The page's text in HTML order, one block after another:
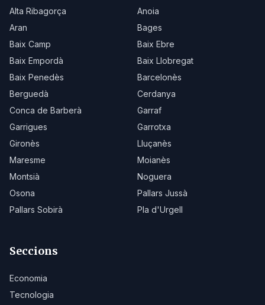
Alta Ribagorça
Anoia
Aran
Bages
Baix Camp
Baix Ebre
Baix Empordà
Baix Llobregat
Baix Penedès
Barcelonès
Berguedà
Cerdanya
Conca de Barberà
Garraf
Garrigues
Garrotxa
Gironès
Lluçanès
Maresme
Moianès
Montsià
Noguera
Osona
Pallars Jussà
Pallars Sobirà
Pla d'Urgell
Seccions
Economia
Tecnologia